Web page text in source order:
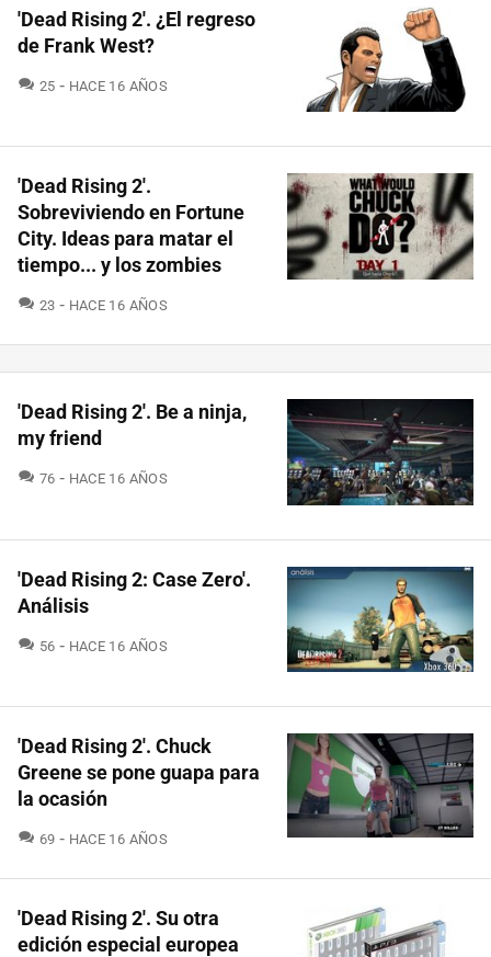
'Dead Rising 2'. ¿El regreso
de Frank West?
25 COMENTARIOS
HACE 16 AÑOS
'Dead Rising 2'.
Sobreviviendo en Fortune
City. Ideas para matar el
tiempo... y los zombies
23 COMENTARIOS
HACE 16 AÑOS
'Dead Rising 2'. Be a ninja,
my friend
76 COMENTARIOS
HACE 16 AÑOS
'Dead Rising 2: Case Zero'.
Análisis
56 COMENTARIOS
HACE 16 AÑOS
'Dead Rising 2'. Chuck
Greene se pone guapa para
la ocasión
69 COMENTARIOS
HACE 16 AÑOS
'Dead Rising 2'. Su otra
edición especial europea